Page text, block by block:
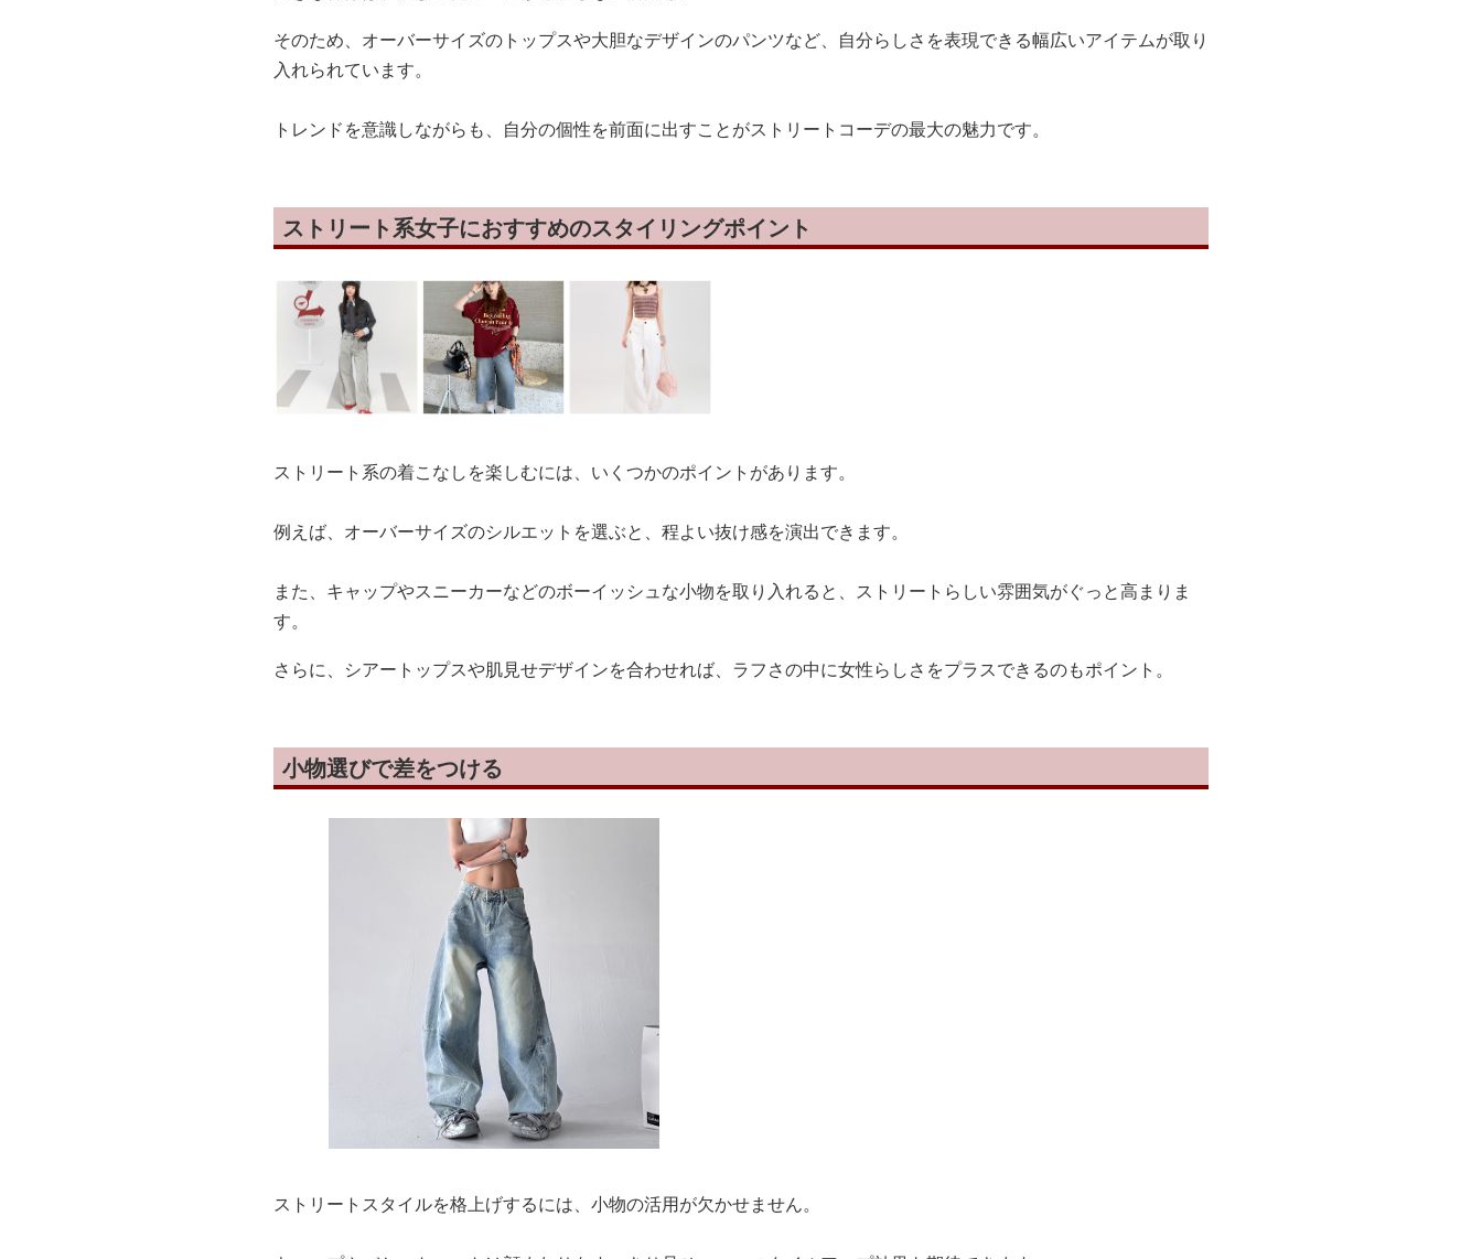
そのため、オーバーサイズのトップスや大胆なデザインのパンツなど、自分らしさを表現できる幅広いアイテムが取り
入れられています。
トレンドを意識しながらも、自分の個性を前面に出すことがストリートコーデの最大の魅力です。
ストリート系女子におすすめのスタイリングポイント
ストリート系の着こなしを楽しむには、いくつかのポイントがあります。
例えば、オーバーサイズのシルエットを選ぶと、程よい抜け感を演出できます。
また、キャップやスニーカーなどのボーイッシュな小物を取り入れると、ストリートらしい雰囲気がぐっと高まりま
す。
さらに、シアートップスや肌見せデザインを合わせれば、ラフさの中に女性らしさをプラスできるのもポイント。
小物選びで差をつける
ストリートスタイルを格上げするには、小物の活用が欠かせません。